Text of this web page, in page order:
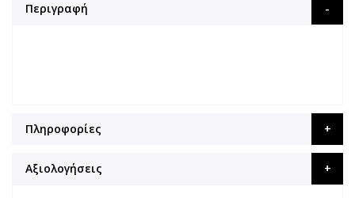
Περιγραφή
Πληροφορίες
Αξιολογήσεις